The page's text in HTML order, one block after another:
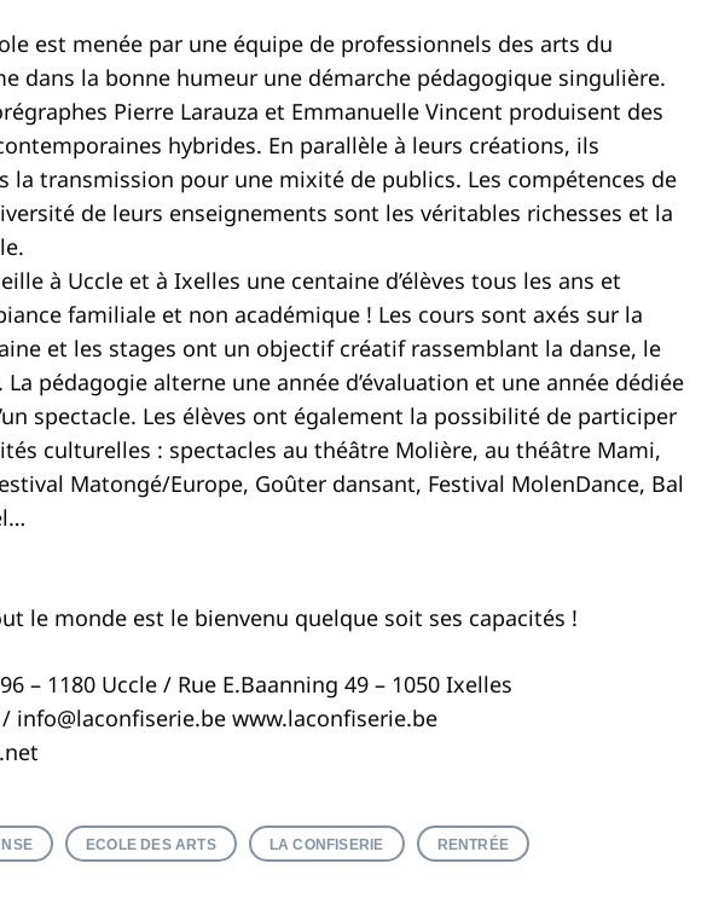
est menée par une équipe de professionnels des arts du
dans la bonne humeur une démarche pédagogique singulière.
Pierre Larauza et Emmanuelle Vincent produisent des
hybrides. En parallèle à leurs créations, ils
la transmission pour une mixité de publics. Les compétences de
de leurs enseignements sont les véritables richesses et la
à Uccle et à Ixelles une centaine d’élèves tous les ans et
familiale et non académique ! Les cours sont axés sur la
et les stages ont un objectif créatif rassemblant la danse, le
pédagogie alterne une année d’évaluation et une année dédiée
spectacle. Les élèves ont également la possibilité de participer
culturelles : spectacles au théâtre Molière, au théâtre Mami,
Matongé/Europe, Goûter dansant, Festival MolenDance, Bal
le monde est le bienvenu quelque soit ses capacités !
– 1180 Uccle / Rue E.Baanning 49 – 1050 Ixelles
/ info@laconfiserie.bewww.laconfiserie.be
ECOLE DES ARTS LA CONFISERIE RENTRÉE